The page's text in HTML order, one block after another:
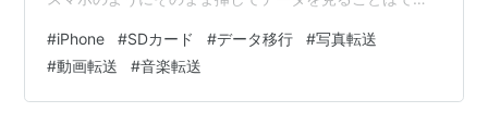
1年 グリーン（若草色）
ドからiPhoneに写真・動画・音楽などを移行することは
可能です。 この記事では、パソコンを使う方法と、パソ
コンなしで移す方法の両方を紹介します。できるだけ簡
#iPhone #SDカード #データ移行 #写真転送
#動画転送 #音楽転送